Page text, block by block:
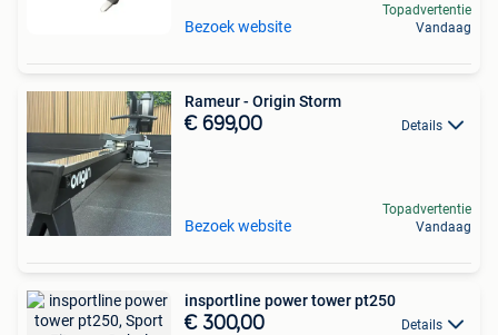
Bezoek website
Topadvertentie
Vandaag
Rameur - Origin Storm
€ 699,00 Details
Bezoek website
Topadvertentie
Vandaag
insportline power tower pt250
€ 300,00 Details